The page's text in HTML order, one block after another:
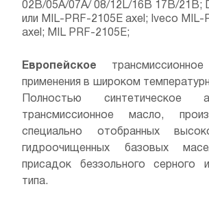
02B/05A/07A/ 08/12L/16B 17B/21B;
или MIL-PRF-2105E axel; Iveco MIL-
axel; MIL PRF-2105E;
Европейское
применения в широком
Полностью синтетическое
трансмиссионное масло,
специально отобранных
гидроочищенных базовых
присадок беззольного серного
типа.